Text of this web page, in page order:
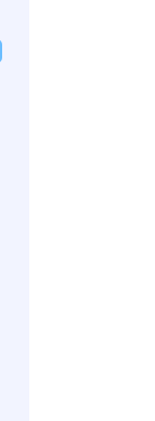
C/W/OBS_UVI.html